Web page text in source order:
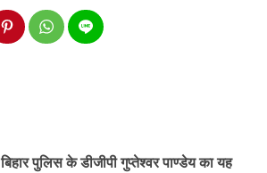
बिहार पुलिस के डीजीपी गुप्तेश्वर पाण्डेय का यह